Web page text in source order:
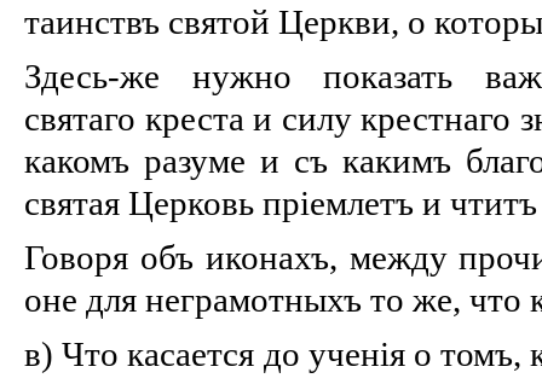
таинствъ святой Церкви, о
Здесь-же нужно показать
святаго креста и силу крестнаго
какомъ разуме и съ какимъ
святая Церковь пріемлетъ и
Говоря объ иконахъ, между
оне для неграмотныхъ то же, что
в) Что касается до ученія о томъ,